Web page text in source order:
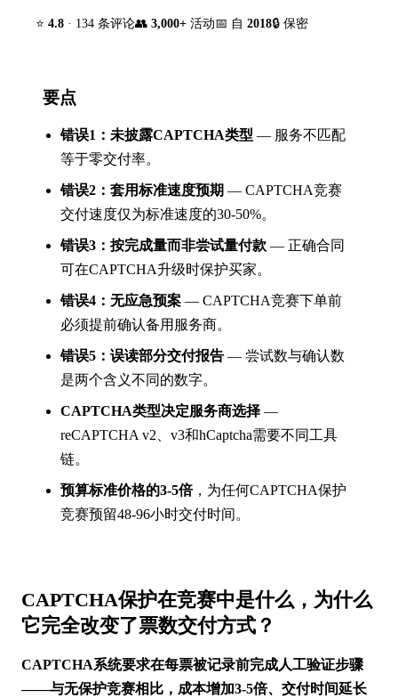
⭐ 4.8 · 134 条评论👥 3,000+ 活动📅 自 2018🔒 保密
要点
错误1：未披露CAPTCHA类型 — 服务不匹配
等于零交付率。
错误2：套用标准速度预期 — CAPTCHA竞赛
交付速度仅为标准速度的30-50%。
错误3：按完成量而非尝试量付款 — 正确合同
可在CAPTCHA升级时保护买家。
错误4：无应急预案 — CAPTCHA竞赛下单前
必须提前确认备用服务商。
错误5：误读部分交付报告 — 尝试数与确认数
是两个含义不同的数字。
CAPTCHA类型决定服务商选择 —
reCAPTCHA v2、v3和hCaptcha需要不同工具
链。
预算标准价格的3-5倍，为任何CAPTCHA保护
竞赛预留48-96小时交付时间。
CAPTCHA保护在竞赛中是什么，为什么
它完全改变了票数交付方式？
CAPTCHA系统要求在每票被记录前完成人工验证步骤
——与无保护竞赛相比，成本增加3-5倍、交付时间延长